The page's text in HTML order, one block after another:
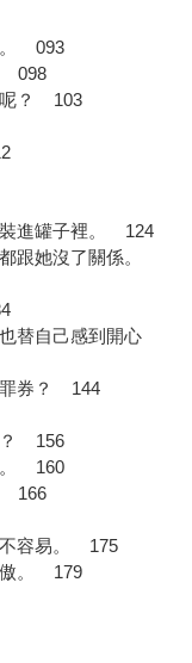
。 093
098
呢？ 103
進罐子裡。 124
跟她沒了關係。
替自己感到開心
罪券？ 144
？ 156
。 160
166
不容易。 175
傲。 179